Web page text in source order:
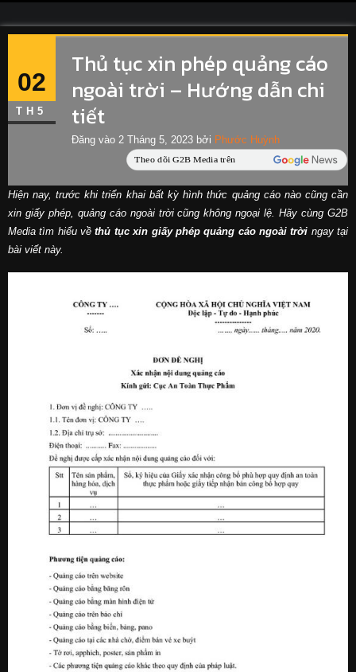
02
TH5
Thủ tục xin phép quảng cáo
ngoài trời – Hướng dẫn chi
tiết
Đăng vào 2 Tháng 5, 2023bởi Phước Huỳnh
Hiện nay, trước khi triển khai bất kỳ hình thức quảng cáo nào cũng cần
xin giấy phép, quảng cáo ngoài trời cũng không ngoại lệ. Hãy cùng G2B
Media tìm hiểu vềthủ tục xin giấy phép quảng cáo ngoài trời ngay tại
bài viết này.